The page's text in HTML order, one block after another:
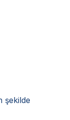
şekilde